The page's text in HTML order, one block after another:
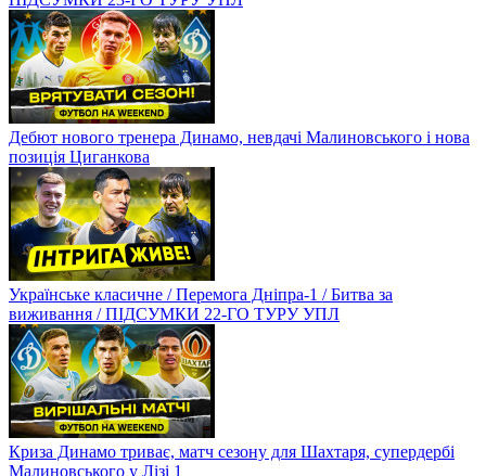
Дебют нового тренера Динамо, невдачі Малиновського і нова
позиція Циганкова
Українське класичне / Перемога Дніпра-1 / Битва за
виживання / ПІДСУМКИ 22-ГО ТУРУ УПЛ
Криза Динамо триває, матч сезону для Шахтаря, супердербі
Малиновського у Лізі 1